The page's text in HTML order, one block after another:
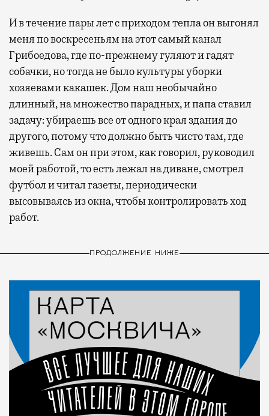
И в течение пары лет с приходом тепла он выгонял
меня по воскресеньям на этот самый канал
Грибоедова, где по-прежнему гуляют и гадят
собачки, но тогда не было культуры уборки
хозяевами какашек. Дом наш необычайно
длинный, на множество парадных, и папа ставил
задачу: убираешь все от одного края здания до
другого, потому что должно быть чисто там, где
живешь. Сам он при этом, как говорил, руководил
моей работой, то есть лежал на диване, смотрел
футбол и читал газеты, периодически
высовываясь из окна, чтобы контролировать ход
работ.
ПРОДОЛЖЕНИЕ НИЖЕ